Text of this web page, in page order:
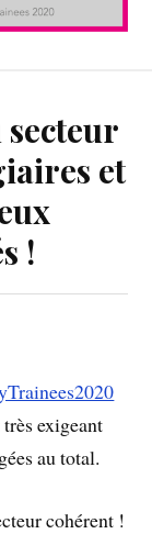
et
!
exigeant
au total.
cohérent !